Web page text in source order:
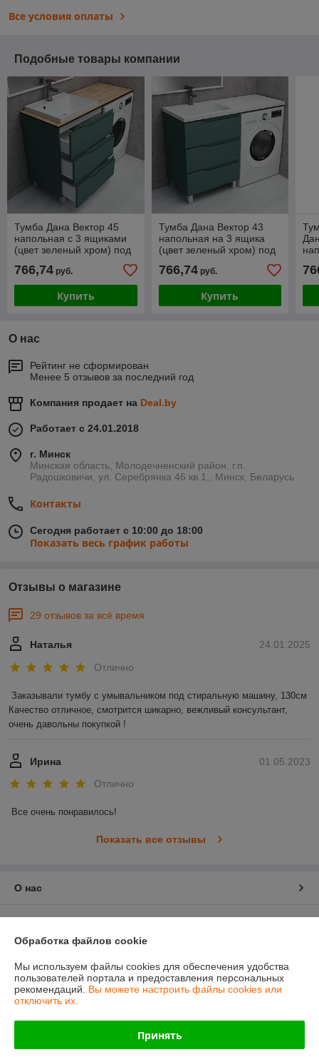
Все условия оплаты
Подобные товары компании
Тумба Дана Вектор 45
напольная с 3 ящиками
(цвет зеленый хром) под
столешницу 105 см над
стиральной машиной
766,74 руб.
Купить
Тумба Дана Вектор 43
напольная на 3 ящика
(цвет зеленый хром) под
умывальник 105 см над
стиральной машиной
766,74руб.
Купить
О нас
Рейтинг не сформирован
Менее 5 отзывов за последний год
Компания продает на Deal.by
Работает с 24.01.2018
г. Минск
Минская область, Молодечненский район, г.п.
Радошковичи, ул. Серебрянка 46 кв 1,, Минск, Беларусь
Контакты
Сегодня работает с 10:00 до 18:00
Показать весь график работы
Отзывы о магазине
29 отзывов за всё время
24.01.2025
Наталья
Отлично
Заказывали тумбу с умывальником под стиральную машину, 130см
Качество отличное, смотрится шикарно, вежливый консультант,
очень давольны покупкой !
01.05.2023
Ирина
Отлично
Все очень понравилось!
Показать все отзывы
О нас
График работы
Полная версия сайта
Обработка файлов cookie
Мы используем файлы cookies для обеспечения удобства
пользователей портала и предоставления персональных
рекомендаций. Вы можете настроить файлы cookies или
отключить их.
Принять